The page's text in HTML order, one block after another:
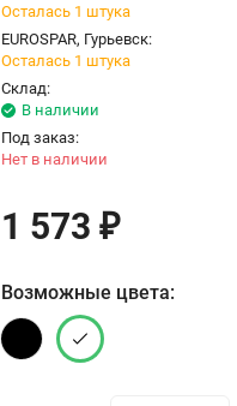
Осталась 1 штука
EUROSPAR, Гурьевск:
Осталась 1 штука
Склад:
В наличии
Под заказ:
Нет в наличии
1 573₽
Возможные цвета: